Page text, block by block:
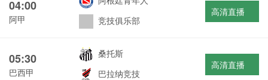
04:00
阿甲
竞技俱乐部
高清直播
05:30
巴西甲
桑托斯
巴拉纳竞技
高清直播